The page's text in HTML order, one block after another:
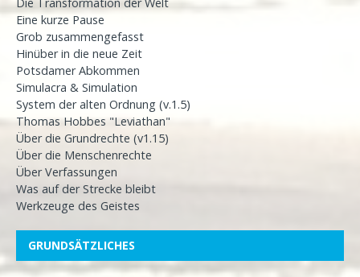
Eine kurze Pause
Grob zusammengefasst
Hinüber in die neue Zeit
Potsdamer Abkommen
Simulacra & Simulation
System der alten Ordnung (v.1.5)
Thomas Hobbes "Leviathan"
Über die Grundrechte (v1.15)
Über die Menschenrechte
Über Verfassungen
Was auf der Strecke bleibt
Werkzeuge des Geistes
GRUNDSÄTZLICHES